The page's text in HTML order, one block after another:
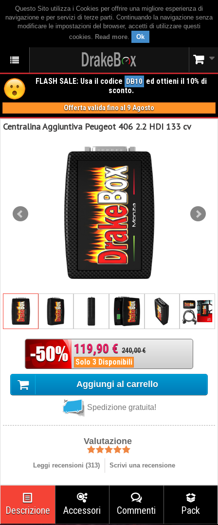
Questo Sito utilizza i Cookies per offrire una migliore esperienza di
navigazione e per servizi di terze parti. Continuando la navigazione senza
modificare le impostazioni del browser, accetti di utilizzare questi
cookies. Read more. Ok
FLASH SALE: Usa il codice DB10 ed ottieni il 10% di
sconto.
Offerta valida fino al 9 Agosto
Centralina Aggiuntiva Peugeot 406 2.2 HDI 133 cv
119,90 € 240,00 €
Solo 3 Disponibili
Aggiungi al carrello
Spedizione gratuita!
Valutazione
Leggi recensioni (313) Scrivi una recensione
Descrizione Accessori Commenti Pack